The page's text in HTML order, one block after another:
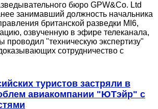
бюро GPW&Co. Ltd
занимавший должность начальника
британской разведки MI6,
озвученную в эфире телеканала,
проводил "техническую экспертизу"
сотрудничество с
туристов застряли в
авиакомпании "ЮТэйр" с